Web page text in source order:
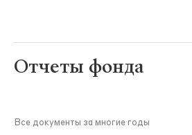
Отчеты фонда
Все документы за многие годы